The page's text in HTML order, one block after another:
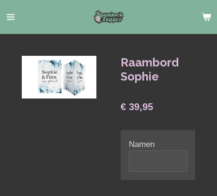
direct
naar
hoofdinhoud
Raambord
Sophie
€ 39,95
Namen